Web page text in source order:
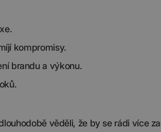
kompromisy.
brandu a výkonu.
věděli, že by se rádi více